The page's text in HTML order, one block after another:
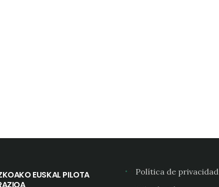
EUSKAL PILOTA
Política de privacidad